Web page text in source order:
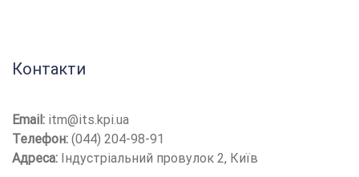
Контакти
Email: itm@its.kpi.ua
Телефон: (044) 204-98-91
Адреса: Індустріальний провулок 2, Київ